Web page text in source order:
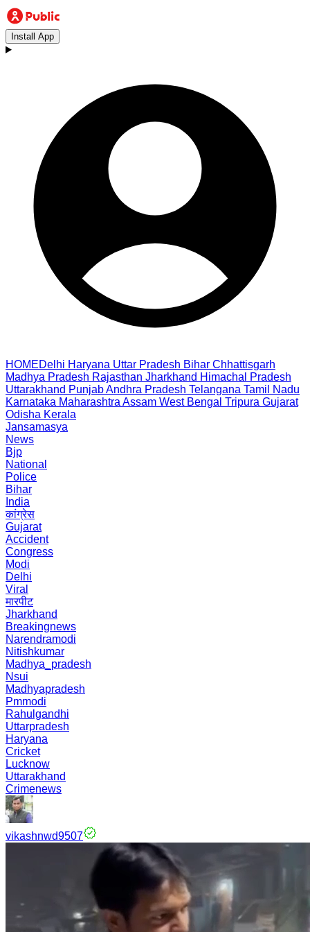
Install App
HOMEDelhi Haryana Uttar Pradesh Bihar Chhattisgarh
Madhya Pradesh Rajasthan Jharkhand Himachal Pradesh
Uttarakhand PunjabAndhra Pradesh Telangana Tamil Nadu
Karnataka Maharashtra Assam West Bengal Tripura Gujarat
Odisha Kerala
Jansamasya
News
Bjp
National
Police
Bihar
India
कांग्रेस
Gujarat
Accident
Congress
Modi
Delhi
Viral
मारपीट
Jharkhand
Breakingnews
Narendramodi
Nitishkumar
Madhya_pradesh
Nsui
Madhyapradesh
Pmmodi
Rahulgandhi
Uttarpradesh
Haryana
Cricket
Lucknow
Uttarakhand
Crimenews
vikashnwd9507